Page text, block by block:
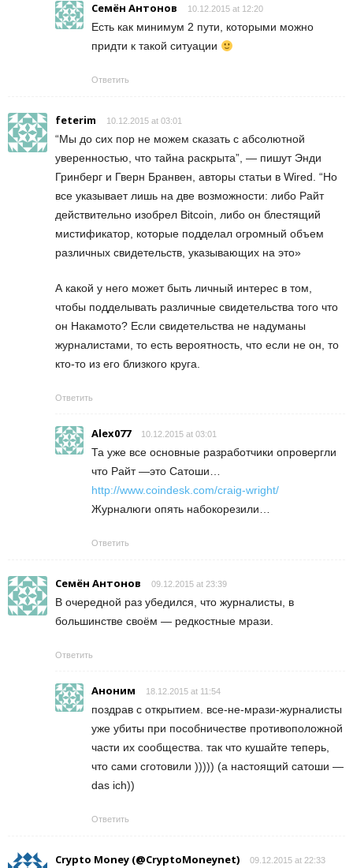
Семён Антонов 10.12.2015 at 12:20
Есть как минимум 2 пути, которыми можно
придти к такой ситуации
Ответить
feterim 10.12.2015 at 03:01
“Мы до сих пор не можем сказать с абсолютной
уверенностью, что тайна раскрыта”, — пишут Энди
Гринберг и Гверн Бранвен, авторы статьи в Wired. “Но
все указывает лишь на две возможности: либо Райт
действительно изобрел Bitcoin, либо он блестящий
мистификатор, которые подделал огромный объем
различных свидетельств, указывающих на это»
А какой у него может быть личный интерес в том,
чтобы подделывать различные свидетельства того что
он Накамото? Если свидетельства не надуманы
журналистами, то есть вероятность, что если не он, то
кто-то из его близкого круга.
Ответить
Alex077 10.12.2015 at 03:01
Та уже все основные разработчики опровергли
что Райт —это Сатоши…
http://www.coindesk.com/craig-wright/
Журналюги опять набокорезили…
Ответить
Семён Антонов 09.12.2015 at 23:39
В очередной раз убедился, что журналисты, в
большинстве своём — редкостные мрази.
Ответить
Аноним 18.12.2015 at 11:54
поздрав с открытием. все-не-мрази-журналисты
уже убиты при пособничестве противоположной
части их сообщества. так что кушайте теперь,
что сами сготовили ))))) (а настоящий сатоши —
das ich))
Ответить
Crypto Money (@CryptoMoneynet) 09.12.2015 at 22:33